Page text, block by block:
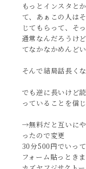
もっとインスタと
て、あぁこの人は
じてもらって、そ
通常なんだろうけ
てなかなかめんど
そんで結局話長く
でも逆に長いけど
っていることを信じ
→無料だと互いに
ったので変更
30分500円でいっ
フォーム貼っときま